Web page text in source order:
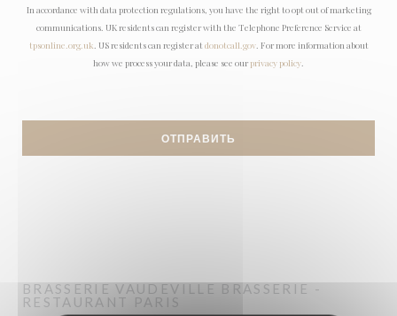
In accordance with data protection regulations, you have the right to opt out of marketing
communications. UK residents can register with the Telephone Preference Service at
tpsonline.org.uk . US residents can register at donotcall.gov. For more information about
how we process your data, please see our privacy policy
BRASSERIE VAUDEVILLE BRASSERIE -
RESTAURANT
PARIS